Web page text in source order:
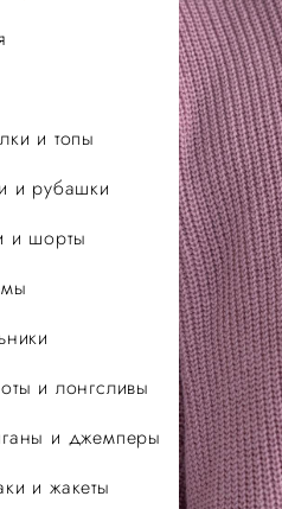
и топы
и рубашки
и шорты
и лонгсливы
и джемперы
и жакеты